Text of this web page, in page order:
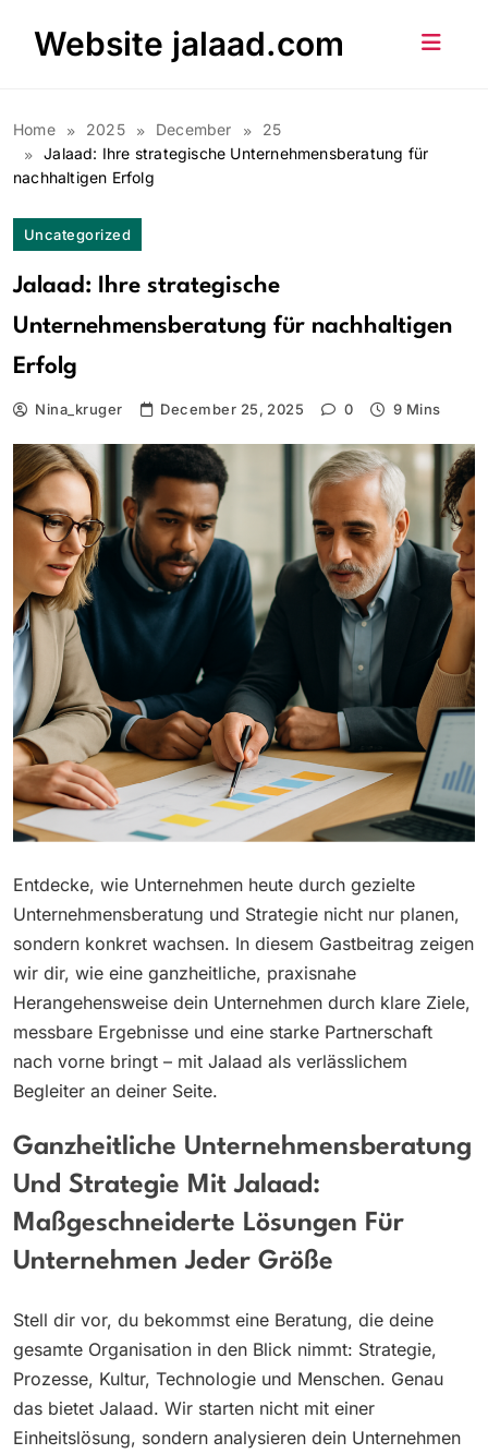
Website jalaad.com
Home 2025 December
25
Jalaad: Ihre strategische Unternehmensberatung für
nachhaltigen Erfolg
Uncategorized
Jalaad: Ihre strategische
Unternehmensberatung für nachhaltigen
Erfolg
Nina_kruger December 25, 2025 0 9 Mins
Entdecke, wie Unternehmen heute durch gezielte
Unternehmensberatung und Strategie nicht nur planen,
sondern konkret wachsen. In diesem Gastbeitrag zeigen
wir dir, wie eine ganzheitliche, praxisnahe
Herangehensweise dein Unternehmen durch klare Ziele,
messbare Ergebnisse und eine starke Partnerschaft
nach vorne bringt – mit Jalaad als verlässlichem
Begleiter an deiner Seite.
Ganzheitliche Unternehmensberatung
Und Strategie Mit Jalaad:
Maßgeschneiderte Lösungen Für
Unternehmen Jeder Größe
Stell dir vor, du bekommst eine Beratung, die deine
gesamte Organisation in den Blick nimmt: Strategie,
Prozesse, Kultur, Technologie und Menschen. Genau
das bietet Jalaad. Wir starten nicht mit einer
Einheitslösung, sondern analysieren dein Unternehmen